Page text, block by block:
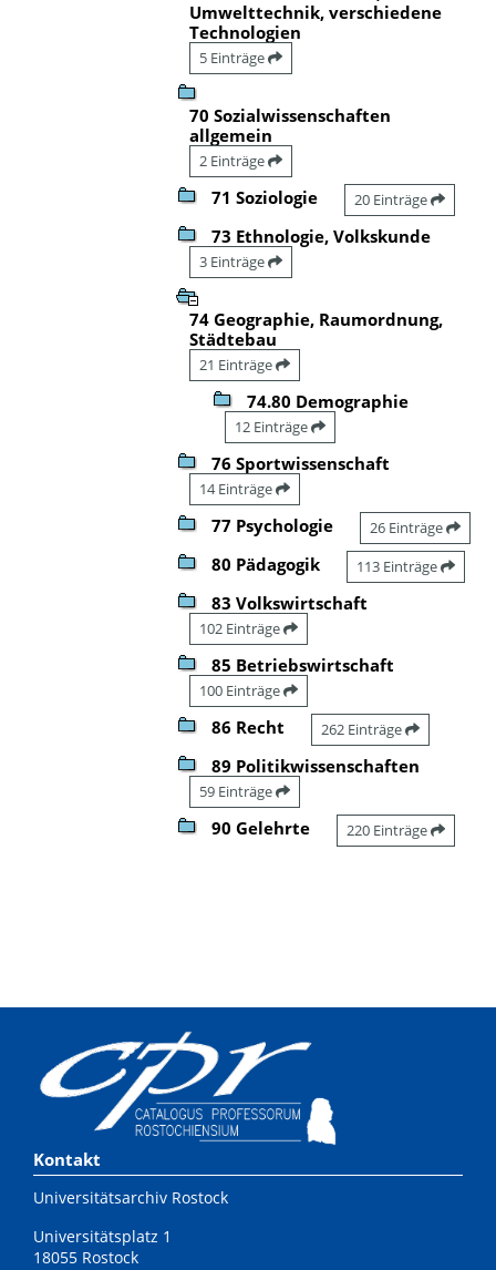
Umwelttechnik, verschiedene
Technologien
5 Einträge
70 Sozialwissenschaften
allgemein
2 Einträge
71 Soziologie 20 Einträge
73 Ethnologie, Volkskunde
3 Einträge
74 Geographie, Raumordnung,
Städtebau
21 Einträge
74.80 Demographie
12 Einträge
76 Sportwissenschaft
14 Einträge
77 Psychologie 26 Einträge
80 Pädagogik 113 Einträge
83 Volkswirtschaft
102 Einträge
85 Betriebswirtschaft
100 Einträge
86 Recht 262 Einträge
89 Politikwissenschaften
59 Einträge
90 Gelehrte 220 Einträge
Kontakt
Universitätsarchiv Rostock
Universitätsplatz 1
18055 Rostock